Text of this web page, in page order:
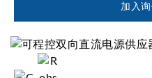
加入